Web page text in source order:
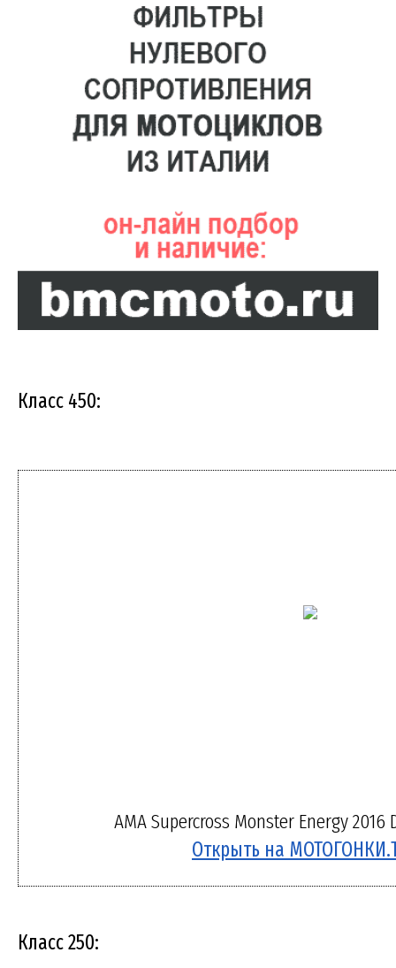
Класс 450:
AMA Supercross Monster Energy 2016
Открыть на
Класс 250: